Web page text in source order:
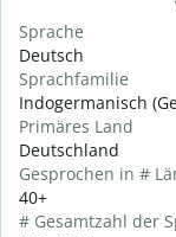
Sprache
Deutsch
Sprachfamilie
Indogermanisch
Primäres Land
Deutschland
Gesprochen in #
40+
# Gesamtzahl der